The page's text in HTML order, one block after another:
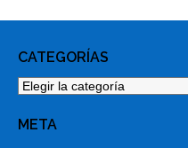
CATEGORÍAS
Categorías
META